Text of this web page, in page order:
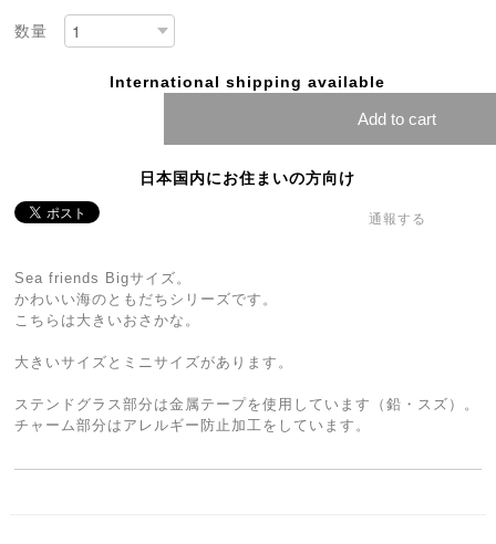
数量
International shipping available
Add to cart
日本国内にお住まいの方向け
通報する
Sea friends Bigサイズ。
かわいい海のともだちシリーズです。
こちらは大きいおさかな。
大きいサイズとミニサイズがあります。
ステンドグラス部分は金属テープを使用しています（鉛・スズ）。
チャーム部分はアレルギー防止加工をしています。